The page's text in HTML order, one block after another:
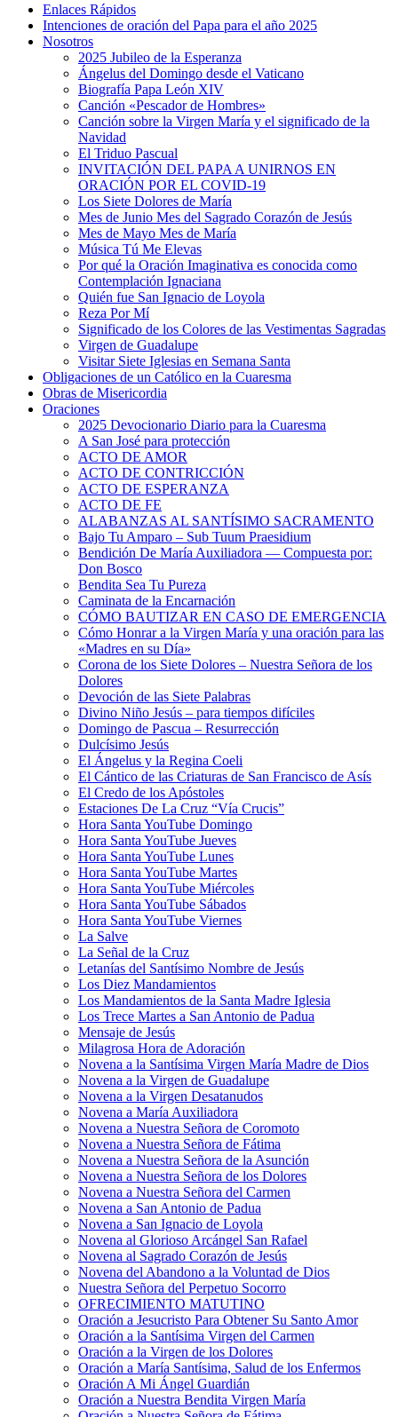
Enlaces Rápidos
Intenciones de oración del Papa para el año 2025
Nosotros
2025 Jubileo de la Esperanza
Ángelus del Domingo desde el Vaticano
Biografía Papa León XIV
Canción «Pescador de Hombres»
Canción sobre la Virgen María y el significado de la
Navidad
El Triduo Pascual
INVITACIÓN DEL PAPA A UNIRNOS EN
ORACIÓN POR EL COVID-19
Los Siete Dolores de María
Mes de Junio Mes del Sagrado Corazón de Jesús
Mes de Mayo Mes de María
Música Tú Me Elevas
Por qué la Oración Imaginativa es conocida como
Contemplación Ignaciana
Quién fue San Ignacio de Loyola
Reza Por Mí
Significado de los Colores de las Vestimentas Sagradas
Virgen de Guadalupe
Visitar Siete Iglesias en Semana Santa
Obligaciones de un Católico en la Cuaresma
Obras de Misericordia
Oraciones
2025 Devocionario Diario para la Cuaresma
A San José para protección
ACTO DE AMOR
ACTO DE CONTRICCIÓN
ACTO DE ESPERANZA
ACTO DE FE
ALABANZAS AL SANTÍSIMO SACRAMENTO
Bajo Tu Amparo – Sub Tuum Praesidium
Bendición De María Auxiliadora — Compuesta por:
Don Bosco
Bendita Sea Tu Pureza
Caminata de la Encarnación
CÓMO BAUTIZAR EN CASO DE EMERGENCIA
Cómo Honrar a la Virgen María y una oración para las
«Madres en su Día»
Corona de los Siete Dolores – Nuestra Señora de los
Dolores
Devoción de las Siete Palabras
Divino Niño Jesús – para tiempos difíciles
Domingo de Pascua – Resurrección
Dulcísimo Jesús
El Ángelus y la Regina Coeli
El Cántico de las Criaturas de San Francisco de Asís
El Credo de los Apóstoles
Estaciones De La Cruz “Vía Crucis”
Hora Santa YouTube Domingo
Hora Santa YouTube Jueves
Hora Santa YouTube Lunes
Hora Santa YouTube Martes
Hora Santa YouTube Miércoles
Hora Santa YouTube Sábados
Hora Santa YouTube Viernes
La Salve
La Señal de la Cruz
Letanías del Santísimo Nombre de Jesús
Los Diez Mandamientos
Los Mandamientos de la Santa Madre Iglesia
Los Trece Martes a San Antonio de Padua
Mensaje de Jesús
Milagrosa Hora de Adoración
Novena a la Santísima Virgen María Madre de Dios
Novena a la Virgen de Guadalupe
Novena a la Virgen Desatanudos
Novena a María Auxiliadora
Novena a Nuestra Señora de Coromoto
Novena a Nuestra Señora de Fátima
Novena a Nuestra Señora de la Asunción
Novena a Nuestra Señora de los Dolores
Novena a Nuestra Señora del Carmen
Novena a San Antonio de Padua
Novena a San Ignacio de Loyola
Novena al Glorioso Arcángel San Rafael
Novena al Sagrado Corazón de Jesús
Novena del Abandono a la Voluntad de Dios
Nuestra Señora del Perpetuo Socorro
OFRECIMIENTO MATUTINO
Oración a Jesucristo Para Obtener Su Santo Amor
Oración a la Santísima Virgen del Carmen
Oración a la Virgen de los Dolores
Oración a María Santísima, Salud de los Enfermos
Oración A Mi Ángel Guardián
Oración a Nuestra Bendita Virgen María